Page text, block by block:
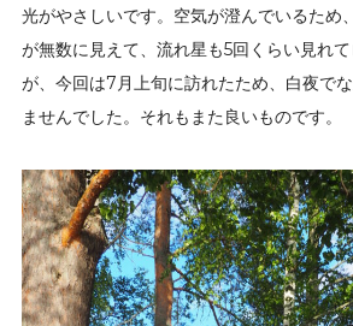
光がやさしいです。空気が澄んでいるため
が無数に見えて、流れ星も5回くらい見れ
が、今回は7月上旬に訪れたため、白夜で
ませんでした。それもまた良いものです。